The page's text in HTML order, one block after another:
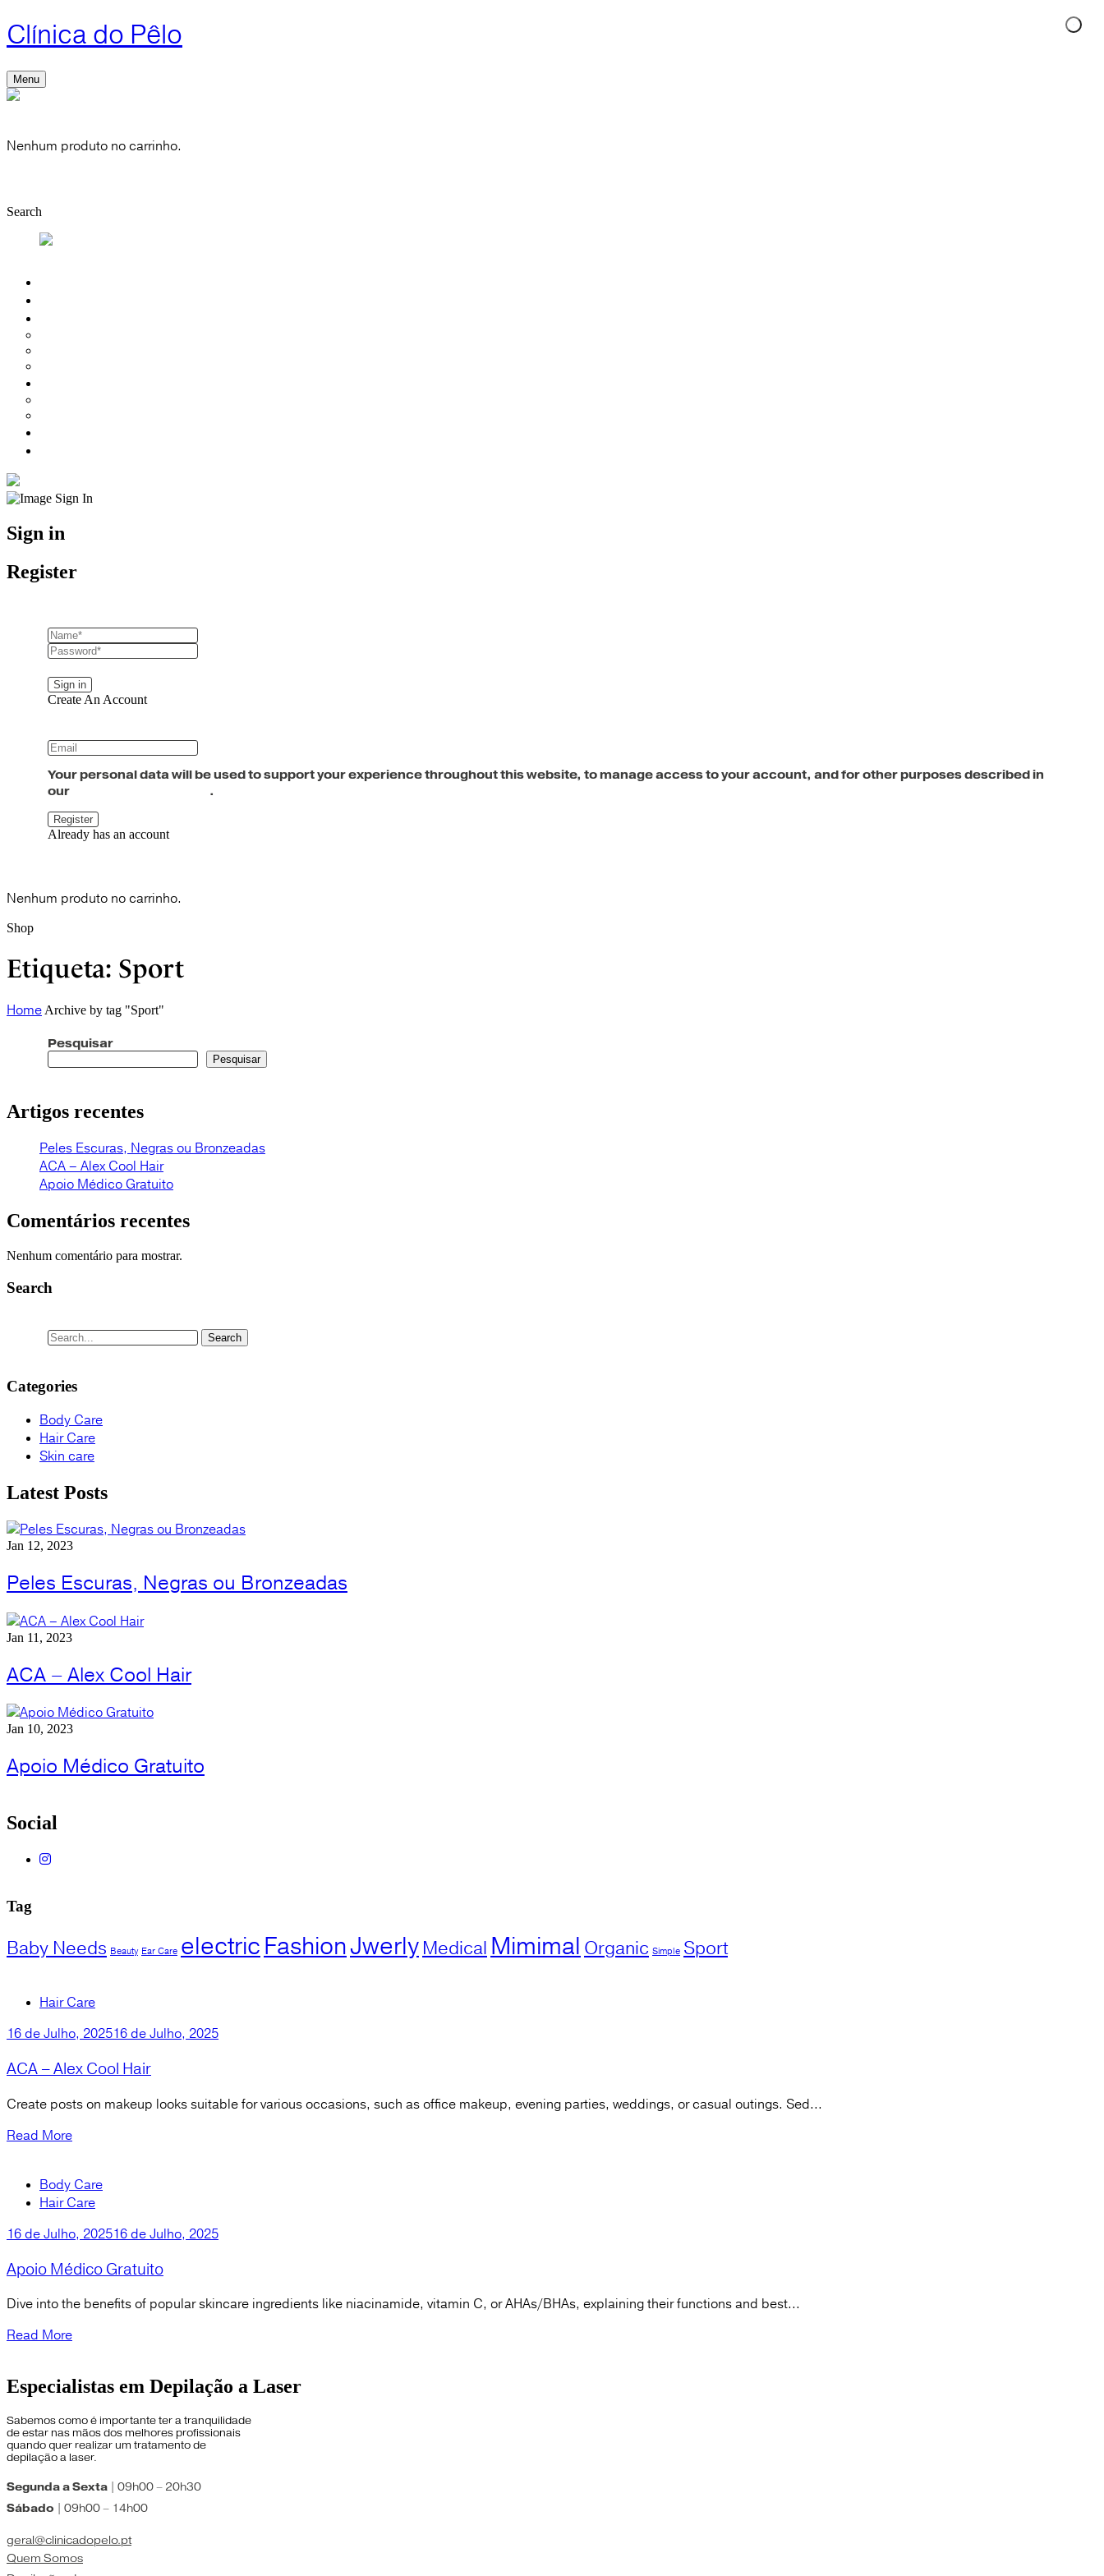
Clínica do Pêlo
Menu
Nenhum produto no carrinho.
Search
Sign in
Register
Create An Account
Your personal data will be used to support your experience throughout this website, to manage access to your account, and for other purposes described in
our
.
Already has an account
Nenhum produto no carrinho.
Shop
Etiqueta: Sport
HomeArchive by tag "Sport"
Pesquisar
Pesquisar
Artigos recentes
Peles Escuras, Negras ou Bronzeadas
ACA – Alex Cool Hair
Apoio Médico Gratuito
Comentários recentes
Nenhum comentário para mostrar.
Search
Search
Categories
Body Care
Hair Care
Skin care
Latest Posts
Jan 12, 2023
Peles Escuras, Negras ou Bronzeadas
Jan 11, 2023
ACA – Alex Cool Hair
Jan 10, 2023
Apoio Médico Gratuito
Social
Tag
Baby Needs Beauty Ear Care electricFashionJwerly Medical Mimimal Organic Simple Sport
Hair Care
16 de Julho, 202516 de Julho, 2025
ACA – Alex Cool Hair
Create posts on makeup looks suitable for various occasions, such as office makeup, evening parties, weddings, or casual outings. Sed...
Read More
Body Care
Hair Care
16 de Julho, 202516 de Julho, 2025
Apoio Médico Gratuito
Dive into the benefits of popular skincare ingredients like niacinamide, vitamin C, or AHAs/BHAs, explaining their functions and best...
Read More
Especialistas em Depilação a Laser
Sabemos como é importante ter a tranquilidade
de estar nas mãos dos melhores profissionais
quando quer realizar um tratamento de
depilação a laser.
Segunda a Sexta | 09h00 – 20h30
Sábado | 09h00 – 14h00
geral@clinicadopelo.pt
Quem Somos